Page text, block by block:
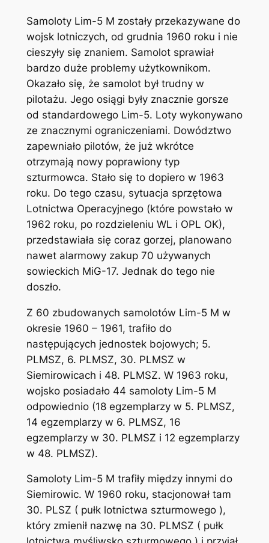
Samoloty Lim-5 M zostały przekazywane do
wojsk lotniczych, od grudnia 1960 roku i nie
cieszyły się znaniem. Samolot sprawiał
bardzo duże problemy użytkownikom.
Okazało się, że samolot był trudny w
pilotażu. Jego osiągi były znacznie gorsze
od standardowego Lim-5. Loty wykonywano
ze znacznymi ograniczeniami. Dowództwo
zapewniało pilotów, że już wkrótce
otrzymają nowy poprawiony typ
szturmowca. Stało się to dopiero w 1963
roku. Do tego czasu, sytuacja sprzętowa
Lotnictwa Operacyjnego (które powstało w
1962 roku, po rozdzieleniu WL i OPL OK),
przedstawiała się coraz gorzej, planowano
nawet alarmowy zakup 70 używanych
sowieckich MiG-17. Jednak do tego nie
doszło.
Z 60 zbudowanych samolotów Lim-5 M w
okresie 1960 – 1961, trafiło do
następujących jednostek bojowych; 5.
PLMSZ, 6. PLMSZ, 30. PLMSZ w
Siemirowicach i 48. PLMSZ. W 1963 roku,
wojsko posiadało 44 samoloty Lim-5 M
odpowiednio (18 egzemplarzy w 5. PLMSZ,
14 egzemplarzy w 6. PLMSZ, 16
egzemplarzy w 30. PLMSZ i 12 egzemplarzy
w 48. PLMSZ).
Samoloty Lim-5 M trafiły między innymi do
Siemirowic. W 1960 roku, stacjonował tam
30. PLSZ ( pułk lotnictwa szturmowego ),
który zmienił nazwę na 30. PLMSZ ( pułk